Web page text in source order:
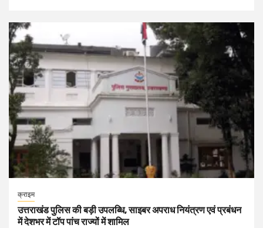
क्राइम
उत्तराखंड पुलिस की बड़ी उपलब्धि, साइबर अपराध नियंत्रण एवं प्रबंधन
में देशभर में टॉप पांच राज्यों में शामिल